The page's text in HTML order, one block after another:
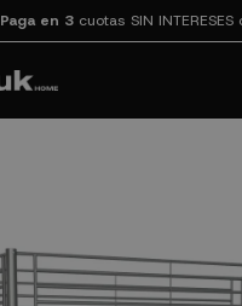
Paga en 3cuotas SIN INTERESES